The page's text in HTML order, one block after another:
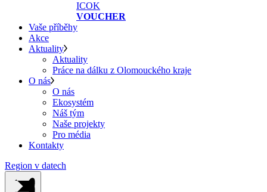
ICOK
VOUCHER
Vaše příběhy
Akce
Aktuality
Aktuality
Práce na dálku z Olomouckého kraje
O nás
O nás
Ekosystém
Náš tým
Naše projekty
Pro média
Kontakty
Region v datech